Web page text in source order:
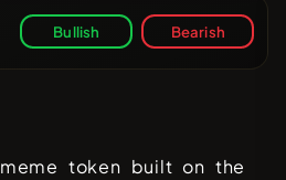
Bullish Bearish
token built on the